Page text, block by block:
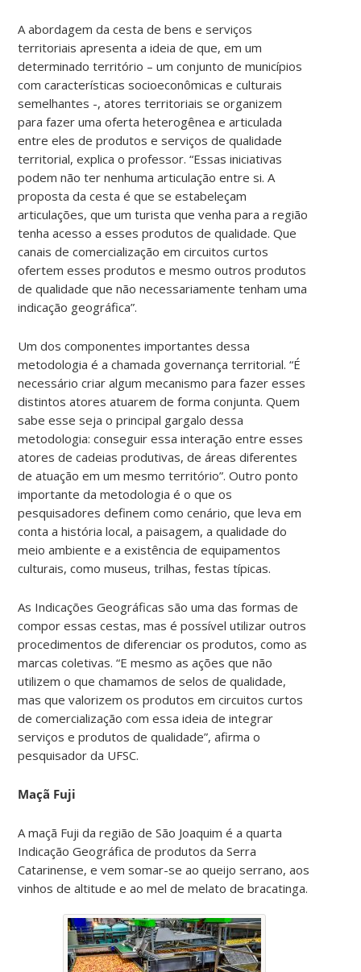
A abordagem da cesta de bens e serviços
territoriais apresenta a ideia de que, em um
determinado território – um conjunto de municípios
com características socioeconômicas e culturais
semelhantes -, atores territoriais se organizem
para fazer uma oferta heterogênea e articulada
entre eles de produtos e serviços de qualidade
territorial, explica o professor. “Essas iniciativas
podem não ter nenhuma articulação entre si. A
proposta da cesta é que se estabeleçam
articulações, que um turista que venha para a região
tenha acesso a esses produtos de qualidade. Que
canais de comercialização em circuitos curtos
ofertem esses produtos e mesmo outros produtos
de qualidade que não necessariamente tenham uma
indicação geográfica”.
Um dos componentes importantes dessa
metodologia é a chamada governança territorial. “É
necessário criar algum mecanismo para fazer esses
distintos atores atuarem de forma conjunta. Quem
sabe esse seja o principal gargalo dessa
metodologia: conseguir essa interação entre esses
atores de cadeias produtivas, de áreas diferentes
de atuação em um mesmo território”. Outro ponto
importante da metodologia é o que os
pesquisadores definem como cenário, que leva em
conta a história local, a paisagem, a qualidade do
meio ambiente e a existência de equipamentos
culturais, como museus, trilhas, festas típicas.
As Indicações Geográficas são uma das formas de
compor essas cestas, mas é possível utilizar outros
procedimentos de diferenciar os produtos, como as
marcas coletivas. “E mesmo as ações que não
utilizem o que chamamos de selos de qualidade,
mas que valorizem os produtos em circuitos curtos
de comercialização com essa ideia de integrar
serviços e produtos de qualidade”, afirma o
pesquisador da UFSC.
Maçã Fuji
A maçã Fuji da região de São Joaquim é a quarta
Indicação Geográfica de produtos da Serra
Catarinense, e vem somar-se ao queijo serrano, aos
vinhos de altitude e ao mel de melato de bracatinga.